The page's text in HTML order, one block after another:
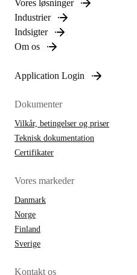
Vores løsninger
Industrier
Indsigter
Om os
Application Login
Dokumenter
Vilkår, betingelser og priser
Teknisk dokumentation
Certifikater
Vores markeder
Danmark
Norge
Finland
Sverige
Kontakt os